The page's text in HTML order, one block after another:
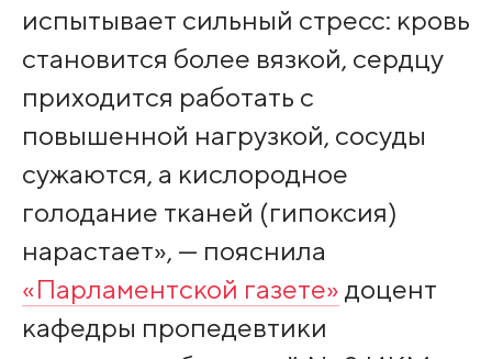
испытывает сильный стресс: кровь
становится более вязкой, сердцу
приходится работать с
повышенной нагрузкой, сосуды
сужаются, а кислородное
голодание тканей (гипоксия)
нарастает», — пояснила
«Парламентской газете» доцент
кафедры пропедевтики